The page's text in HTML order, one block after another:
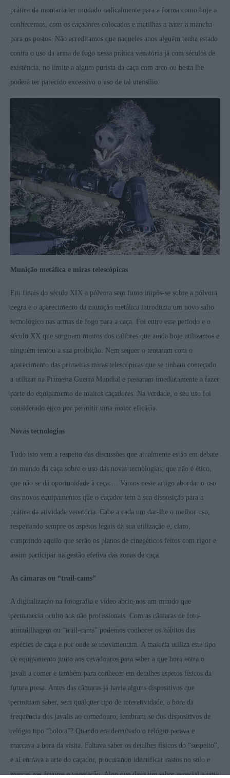
prática da montaria ter mudado radicalmente para a forma como hoje a
conhecemos, com os caçadores colocados e matilhas a bater a mancha
para os postos. Não acreditamos que naqueles anos alguém tenha estado
contra o uso da arma de fogo nessa prática venatória já com séculos de
existência, no limite a algum purista da caça com arco ou besta lhe
poderá ter parecido excessivo o uso de tal utensílio.
Munição metálica e miras telescópicas
Em finais do século XIX a pólvora sem fumo impôs-se sobre a pólvora
negra e o aparecimento da munição metálica introduziu um novo salto
tecnológico nas armas de fogo para a caça. Foi entre esse período e o
século XX que surgiram muitos dos calibres que ainda hoje utilizamos e
ninguém tentou a sua proibição. Nem sequer o tentaram com o
aparecimento das primeiras miras telescópicas que se tinham começado
a utilizar na Primeira Guerra Mundial e passaram imediatamente a fazer
parte do equipamento de muitos caçadores. Na verdade, o seu uso foi
considerado ético por permitir uma maior eficácia.
Novas tecnologias
Tudo isto vem a respeito das discussões que atualmente estão em debate
no mundo da caça sobre o uso das novas tecnologias; que não é ético,
que não se dá oportunidade à caça…. Vamos neste artigo abordar o uso
dos novos equipamentos que o caçador tem à sua disposição para a
prática da atividade venatória. Cabe a cada um dar-lhe o melhor uso,
respeitando sempre os aspetos legais da sua utilização e, claro,
cumprindo aquilo que serão os planos de cinegéticos feitos com rigor e
assim participar na gestão efetiva das zonas de caça.
As câmaras ou “trail-cams”
A digitalização na fotografia e vídeo abriu-nos um mundo que
permanecia oculto aos não profissionais. Com as câmaras de foto-
armadilhagem ou “trail-cams” podemos conhecer os hábitos das
espécies de caça e por onde se movimentam. A maioria utiliza este tipo
de equipamento junto aos cevadouros para saber a que hora entra o
javali a comer e também para conhecer em detalhes aspetos físicos da
futura presa. Antes das câmaras já havia alguns dispositivos que
permitiam saber, sem qualquer tipo de interatividade, a hora da
frequência dos javalis ao comedouro; lembram-se dos dispositivos de
relógio tipo “bolota”? Quando era derrubado o relógio parava e
marcava a hora da visita. Faltava saber os detalhes físicos do “suspeito”,
e aí entrava a arte do caçador, procurando identificar rastos no solo e
marcas nas árvores e vegetação. Algo que dava um sabor especial a uma